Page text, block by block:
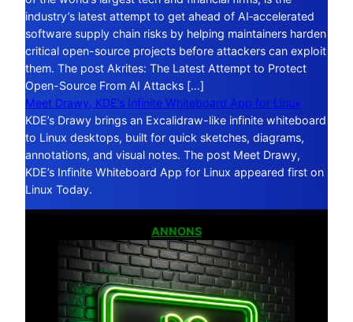
industry’s latest attempt to get ahead of AI‑accelerated
software supply chain risks by helping maintainers harden
critical open-source projects before attackers can exploit
them. The post Akrites: The Latest Attempt to Protect
Open-Source From AI Attacks […]
Meet Drawy, KDE’s Infinite Whiteboard App for Linux
KDE’s Drawy brings an Excalidraw-like infinite whiteboard
to Linux desktops, built for quick sketches, diagrams,
annotations, and visual notes. The post Meet Drawy,
KDE’s Infinite Whiteboard App for Linux appeared first on
Linux Today.
ANNONS